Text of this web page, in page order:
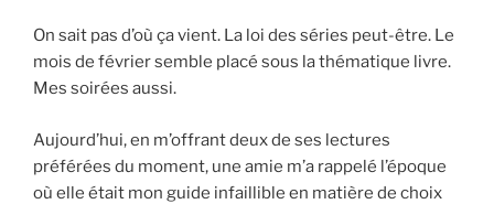
On sait pas d’où ça vient. La loi des séries peut-être. Le
mois de février semble placé sous la thématique livre.
Mes soirées aussi.
Aujourd’hui, en m’offrant deux de ses lectures
préférées du moment, une amie m’a rappelé l’époque
où elle était mon guide infaillible en matière de choix